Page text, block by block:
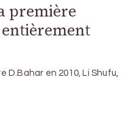
première
D.Bahar en 2010, Li Shufu,